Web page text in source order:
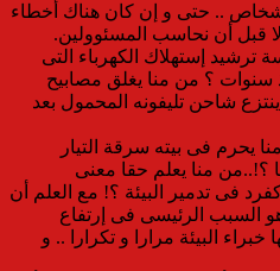
.. حتى و إن كان هناك أخطاء
قبل أن نحاسب المسئوولين.
ترشيد إستهلاك الكهرباء التى
سنوات ؟ من منا يغلق مصابيح
شاحن تليفونه المحمول بعد
يحرم فى بيته سرقة التيار
؟!..من منا يعلم حقا معنى
فى تدمير البيئة ؟! مع العلم أن
السبب الرئيسى فى إرتفاع
البيئة مرارا و تكرارا .. و